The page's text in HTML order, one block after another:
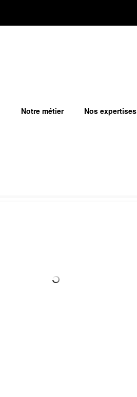
Notre métier Nos expertises